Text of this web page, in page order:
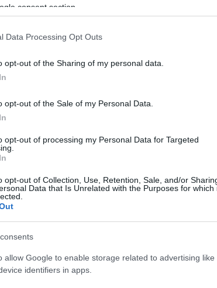
consent section.
Data Processing Opt Outs
opt-out of the Sharing of my personal data.
opt-out of the Sale of my Personal Data.
opt-out of processing my Personal Data for Targeted
opt-out of Collection, Use, Retention, Sale, and/or
Data that Is Unrelated with the Purposes for which
allow Google to enable storage related to advertising like
identifiers in apps.
internazionali, il loro impatto sulle politiche
pianeta.
delle Parti(COP) dellaConvenzione
climatici
i paesi del mondo per discutere e
climatico. Ogni edizione della COP si
delle emissioni di gas serra e la
sulla